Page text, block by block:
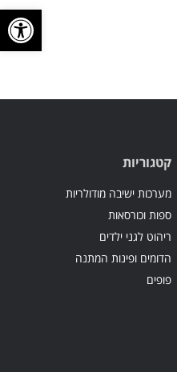
פתח
קטגוריות
מערכות ישיבה מודולריות
ספות וכורסאות
ריהוט לגני ילדים
הדומים ופינות המתנה
פופים